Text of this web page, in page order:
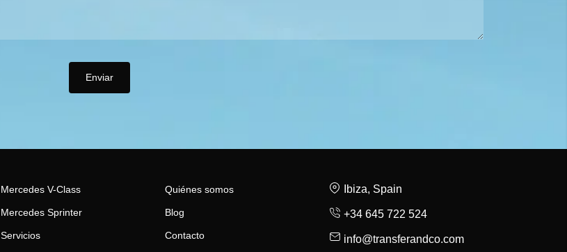
Mercedes V-Class
Mercedes Sprinter
Servicios
Quiénes somos
Blog
Contacto
Ibiza, Spain
+34 645 722 524
info@transferandco.com